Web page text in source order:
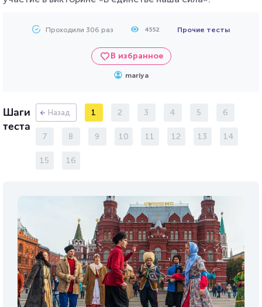
Проходили 306 раз 4552 Прочие тесты
В избранное
mariya
Шаги
теста
Назад 1 2 3 4 5 6
7 8 9 10 11 12 13 14
15 16